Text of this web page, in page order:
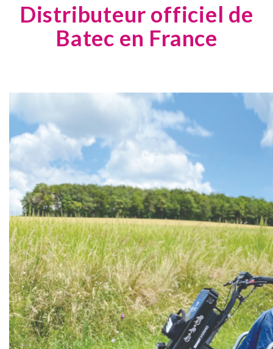
Distributeur officiel de
Batec en France